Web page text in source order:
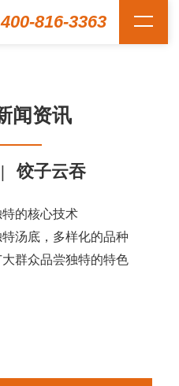
400-816-3363
闻资讯
| 饺子云吞
的核心技术
汤底，多样化的品种
群众品尝独特的特色